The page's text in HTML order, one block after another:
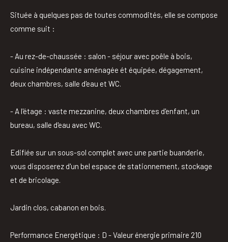
Située à quelques pas de toutes commodités, elle se compose
comme suit :
- Au rez-de-chaussée : salon - séjour avec poêle à bois,
cuisine indépendante aménagée ét équipée, dégagement,
deux chambres, salle d'eau et WC.
- A l'étage : vaste mezzanine, deux chambres d'enfant, un
bureau, salle d'eau avec WC.
Edifiée sur un sous-sol complet avec une partie buanderie,
vous disposerez d'un bel espace de stationnement, stockage
et de bricolage.
Jardin clos, cabanon en bois.
Performance Energétique : D - Valeur énergie primaire 210